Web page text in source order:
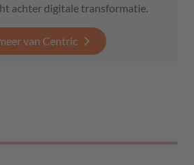
achter digitale transformatie.
van Centric